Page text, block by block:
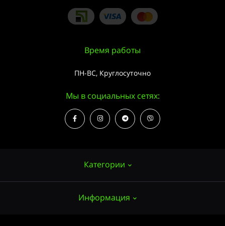
Категории
Информация
Время работы
ПН-ВС, Круглосуточно
Мы в социальных сетях: